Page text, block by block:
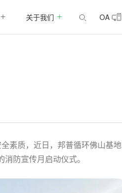
关于我们 OA
素质，近日，邦普循环佛山基地
防宣传月启动仪式。